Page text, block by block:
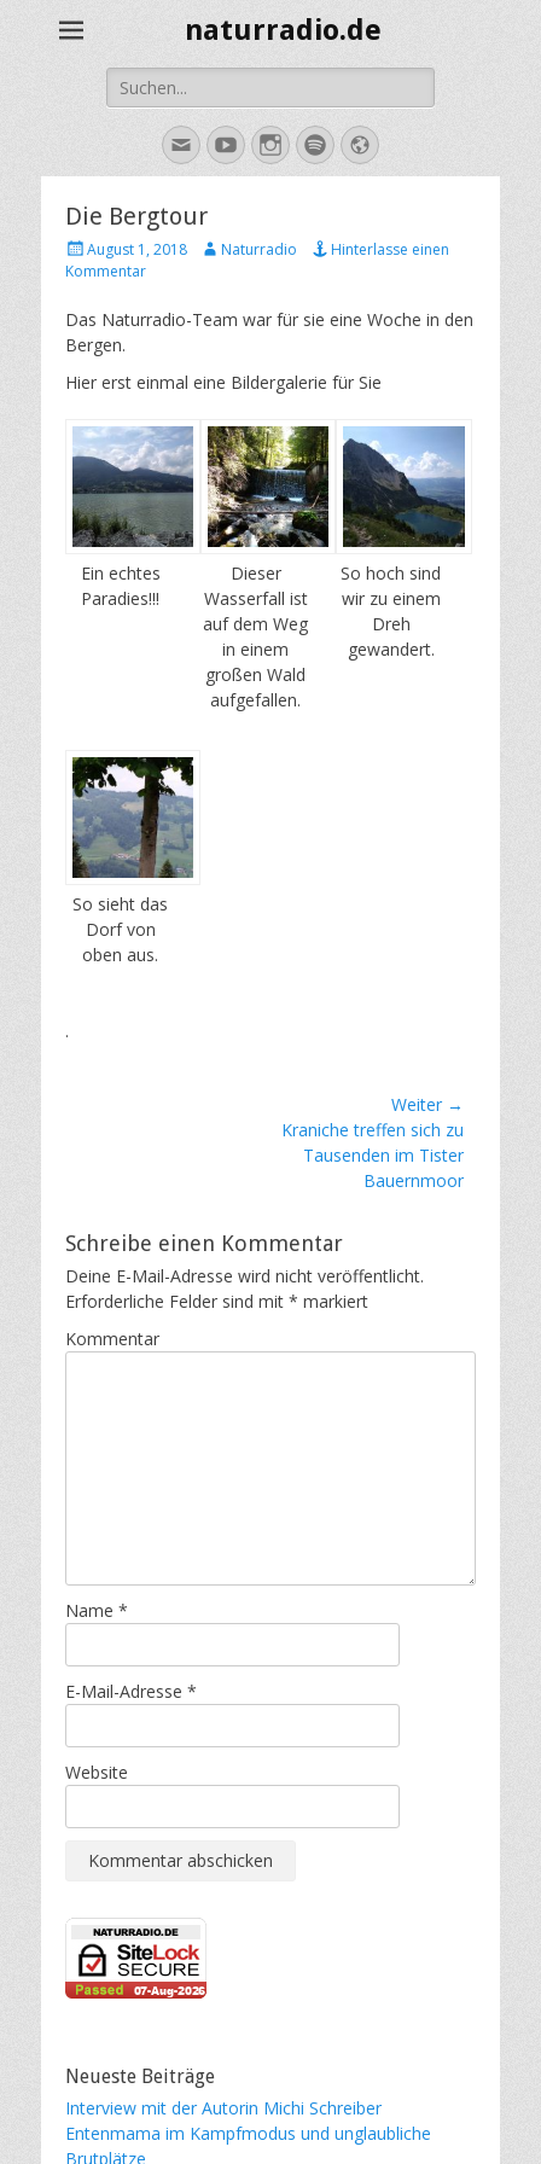
naturradio.de
Suche
nach:
E-
Mail
YouTubeInstagram
SpotifyWebsite
Die Bergtour
Veröffentlicht
am
August 1, 2018 AutorNaturradio
Hinterlasse einen
Kommentar
Das Naturradio-Team war für sie eine Woche in den
Bergen.
Hier erst einmal eine Bildergalerie für Sie
Ein echtes
Paradies!!!
Dieser
Wasserfall ist
auf dem Weg
in einem
großen Wald
aufgefallen.
So hoch sind
wir zu einem
Dreh
gewandert.
So sieht das
Dorf von
oben aus.
.
Weiter →
Nächster
Beitrag:
Kraniche treffen sich zu
Tausenden im Tister
Bauernmoor
Schreibe einen Kommentar
Deine E-Mail-Adresse wird nicht veröffentlicht.
Erforderliche Felder sind mit * markiert
Kommentar
Name *
E-Mail-Adresse *
Website
Neueste Beiträge
Interview mit der Autorin Michi Schreiber
Entenmama im Kampfmodus und unglaubliche
Brutplätze